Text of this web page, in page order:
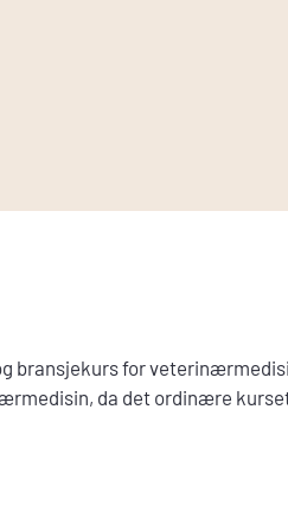
bransjekurs for
da det ordinære